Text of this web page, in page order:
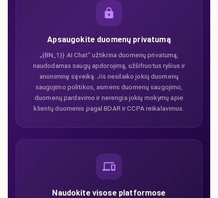
Apsaugokite duomenų privatumą
„{BN_1}} AI Chat“ užtikrina duomenų privatumą,
naudodamas saugų apdorojimą, užšifruotus ryšius ir
anoniminę sąveiką. Jis nesilaiko jokių duomenų
saugojimo politikos, asmens duomenų saugojimo,
duomenų pardavimo ir nerengia jokių mokymų apie
klientų duomenis pagal BDAR ir CCPA reikalavimus.
Naudokite visose platformose